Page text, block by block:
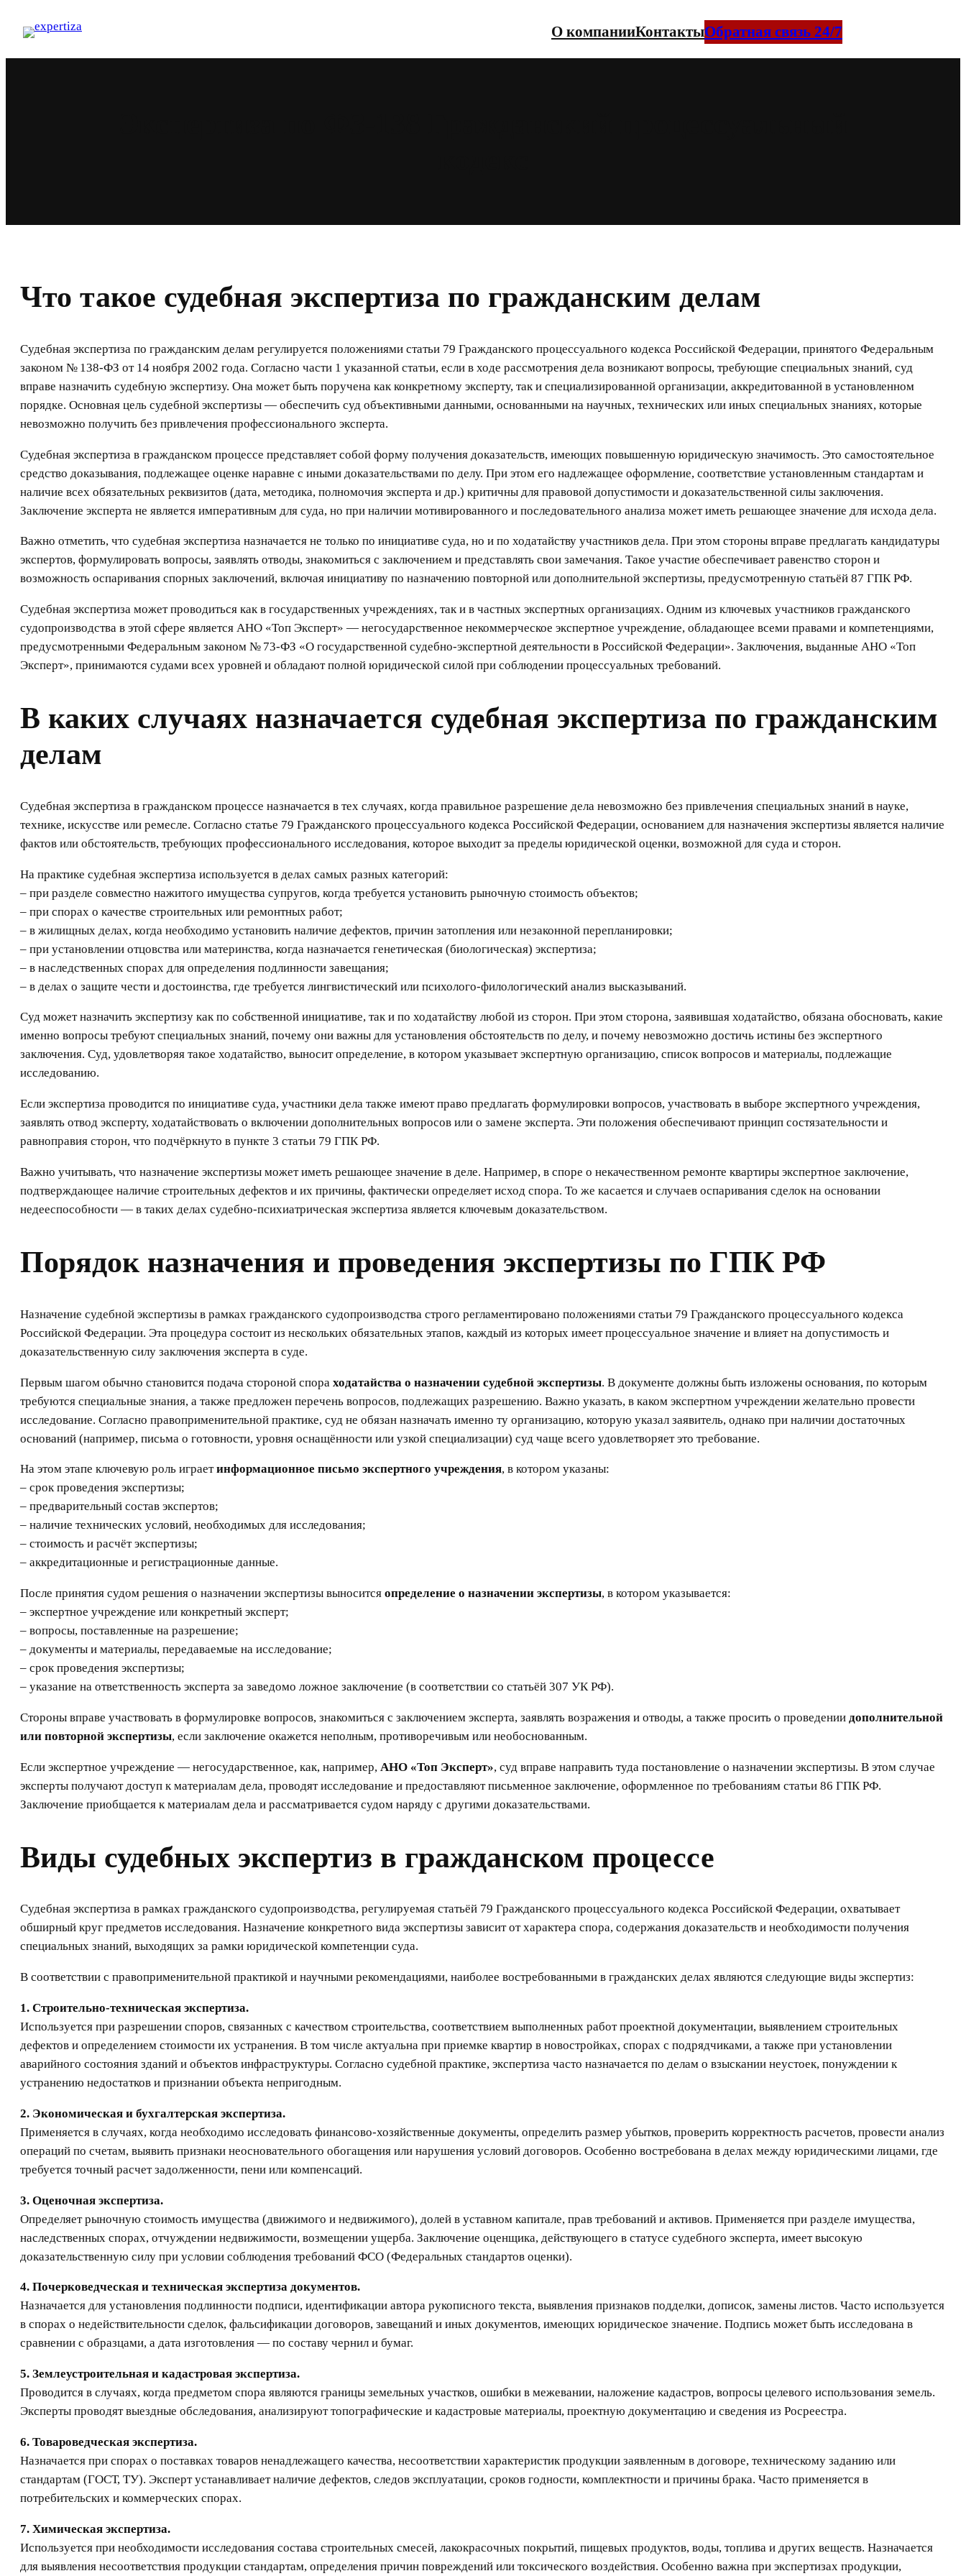
О компанииКонтактыОбратная связь 24/7
Что такое судебная экспертиза по гражданским делам
Судебная экспертиза по гражданским делам регулируется положениями статьи 79 Гражданского процессуального кодекса Российской Федерации, принятого Федеральным
законом № 138-ФЗ от 14 ноября 2002 года. Согласно части 1 указанной статьи, если в ходе рассмотрения дела возникают вопросы, требующие специальных знаний, суд
вправе назначить судебную экспертизу. Она может быть поручена как конкретному эксперту, так и специализированной организации, аккредитованной в установленном
порядке. Основная цель судебной экспертизы — обеспечить суд объективными данными, основанными на научных, технических или иных специальных знаниях, которые
невозможно получить без привлечения профессионального эксперта.
Судебная экспертиза в гражданском процессе представляет собой форму получения доказательств, имеющих повышенную юридическую значимость. Это самостоятельное
средство доказывания, подлежащее оценке наравне с иными доказательствами по делу. При этом его надлежащее оформление, соответствие установленным стандартам и
наличие всех обязательных реквизитов (дата, методика, полномочия эксперта и др.) критичны для правовой допустимости и доказательственной силы заключения.
Заключение эксперта не является императивным для суда, но при наличии мотивированного и последовательного анализа может иметь решающее значение для исхода дела.
Важно отметить, что судебная экспертиза назначается не только по инициативе суда, но и по ходатайству участников дела. При этом стороны вправе предлагать кандидатуры
экспертов, формулировать вопросы, заявлять отводы, знакомиться с заключением и представлять свои замечания. Такое участие обеспечивает равенство сторон и
возможность оспаривания спорных заключений, включая инициативу по назначению повторной или дополнительной экспертизы, предусмотренную статьёй 87 ГПК РФ.
Судебная экспертиза может проводиться как в государственных учреждениях, так и в частных экспертных организациях. Одним из ключевых участников гражданского
судопроизводства в этой сфере является АНО «Топ Эксперт» — негосударственное некоммерческое экспертное учреждение, обладающее всеми правами и компетенциями,
предусмотренными Федеральным законом № 73-ФЗ «О государственной судебно-экспертной деятельности в Российской Федерации». Заключения, выданные АНО «Топ
Эксперт», принимаются судами всех уровней и обладают полной юридической силой при соблюдении процессуальных требований.
В каких случаях назначается судебная экспертиза по гражданским
делам
Судебная экспертиза в гражданском процессе назначается в тех случаях, когда правильное разрешение дела невозможно без привлечения специальных знаний в науке,
технике, искусстве или ремесле. Согласно статье 79 Гражданского процессуального кодекса Российской Федерации, основанием для назначения экспертизы является наличие
фактов или обстоятельств, требующих профессионального исследования, которое выходит за пределы юридической оценки, возможной для суда и сторон.
На практике судебная экспертиза используется в делах самых разных категорий:
– при разделе совместно нажитого имущества супругов, когда требуется установить рыночную стоимость объектов;
– при спорах о качестве строительных или ремонтных работ;
– в жилищных делах, когда необходимо установить наличие дефектов, причин затопления или незаконной перепланировки;
– при установлении отцовства или материнства, когда назначается генетическая (биологическая) экспертиза;
– в наследственных спорах для определения подлинности завещания;
– в делах о защите чести и достоинства, где требуется лингвистический или психолого-филологический анализ высказываний.
Суд может назначить экспертизу как по собственной инициативе, так и по ходатайству любой из сторон. При этом сторона, заявившая ходатайство, обязана обосновать, какие
именно вопросы требуют специальных знаний, почему они важны для установления обстоятельств по делу, и почему невозможно достичь истины без экспертного
заключения. Суд, удовлетворяя такое ходатайство, выносит определение, в котором указывает экспертную организацию, список вопросов и материалы, подлежащие
исследованию.
Если экспертиза проводится по инициативе суда, участники дела также имеют право предлагать формулировки вопросов, участвовать в выборе экспертного учреждения,
заявлять отвод эксперту, ходатайствовать о включении дополнительных вопросов или о замене эксперта. Эти положения обеспечивают принцип состязательности и
равноправия сторон, что подчёркнуто в пункте 3 статьи 79 ГПК РФ.
Важно учитывать, что назначение экспертизы может иметь решающее значение в деле. Например, в споре о некачественном ремонте квартиры экспертное заключение,
подтверждающее наличие строительных дефектов и их причины, фактически определяет исход спора. То же касается и случаев оспаривания сделок на основании
недееспособности — в таких делах судебно-психиатрическая экспертиза является ключевым доказательством.
Порядок назначения и проведения экспертизы по ГПК РФ
Назначение судебной экспертизы в рамках гражданского судопроизводства строго регламентировано положениями статьи 79 Гражданского процессуального кодекса
Российской Федерации. Эта процедура состоит из нескольких обязательных этапов, каждый из которых имеет процессуальное значение и влияет на допустимость и
доказательственную силу заключения эксперта в суде.
Первым шагом обычно становится подача стороной спора ходатайства о назначении судебной экспертизы. В документе должны быть изложены основания, по которым
требуются специальные знания, а также предложен перечень вопросов, подлежащих разрешению. Важно указать, в каком экспертном учреждении желательно провести
исследование. Согласно правоприменительной практике, суд не обязан назначать именно ту организацию, которую указал заявитель, однако при наличии достаточных
оснований (например, письма о готовности, уровня оснащённости или узкой специализации) суд чаще всего удовлетворяет это требование.
На этом этапе ключевую роль играетинформационное письмо экспертного учреждения, в котором указаны:
– срок проведения экспертизы;
– предварительный состав экспертов;
– наличие технических условий, необходимых для исследования;
– стоимость и расчёт экспертизы;
– аккредитационные и регистрационные данные.
После принятия судом решения о назначении экспертизы выносится определение о назначении экспертизы, в котором указывается:
– экспертное учреждение или конкретный эксперт;
– вопросы, поставленные на разрешение;
– документы и материалы, передаваемые на исследование;
– срок проведения экспертизы;
– указание на ответственность эксперта за заведомо ложное заключение (в соответствии со статьёй 307 УК РФ).
Стороны вправе участвовать в формулировке вопросов, знакомиться с заключением эксперта, заявлять возражения и отводы, а также просить о проведении дополнительной
или повторной экспертизы, если заключение окажется неполным, противоречивым или необоснованным.
Если экспертное учреждение — негосударственное, как, например, АНО «Топ Эксперт», суд вправе направить туда постановление о назначении экспертизы. В этом случае
эксперты получают доступ к материалам дела, проводят исследование и предоставляют письменное заключение, оформленное по требованиям статьи 86 ГПК РФ.
Заключение приобщается к материалам дела и рассматривается судом наряду с другими доказательствами.
Виды судебных экспертиз в гражданском процессе
Судебная экспертиза в рамках гражданского судопроизводства, регулируемая статьёй 79 Гражданского процессуального кодекса Российской Федерации, охватывает
обширный круг предметов исследования. Назначение конкретного вида экспертизы зависит от характера спора, содержания доказательств и необходимости получения
специальных знаний, выходящих за рамки юридической компетенции суда.
В соответствии с правоприменительной практикой и научными рекомендациями, наиболее востребованными в гражданских делах являются следующие виды экспертиз:
1. Строительно-техническая экспертиза.
Используется при разрешении споров, связанных с качеством строительства, соответствием выполненных работ проектной документации, выявлением строительных
дефектов и определением стоимости их устранения. В том числе актуальна при приемке квартир в новостройках, спорах с подрядчиками, а также при установлении
аварийного состояния зданий и объектов инфраструктуры. Согласно судебной практике, экспертиза часто назначается по делам о взыскании неустоек, понуждении к
устранению недостатков и признании объекта непригодным.
2. Экономическая и бухгалтерская экспертиза.
Применяется в случаях, когда необходимо исследовать финансово-хозяйственные документы, определить размер убытков, проверить корректность расчетов, провести анализ
операций по счетам, выявить признаки неосновательного обогащения или нарушения условий договоров. Особенно востребована в делах между юридическими лицами, где
требуется точный расчет задолженности, пени или компенсаций.
3. Оценочная экспертиза.
Определяет рыночную стоимость имущества (движимого и недвижимого), долей в уставном капитале, прав требований и активов. Применяется при разделе имущества,
наследственных спорах, отчуждении недвижимости, возмещении ущерба. Заключение оценщика, действующего в статусе судебного эксперта, имеет высокую
доказательственную силу при условии соблюдения требований ФСО (Федеральных стандартов оценки).
4. Почерковедческая и техническая экспертиза документов.
Назначается для установления подлинности подписи, идентификации автора рукописного текста, выявления признаков подделки, дописок, замены листов. Часто используется
в спорах о недействительности сделок, фальсификации договоров, завещаний и иных документов, имеющих юридическое значение. Подпись может быть исследована в
сравнении с образцами, а дата изготовления — по составу чернил и бумаг.
5. Землеустроительная и кадастровая экспертиза.
Проводится в случаях, когда предметом спора являются границы земельных участков, ошибки в межевании, наложение кадастров, вопросы целевого использования земель.
Эксперты проводят выездные обследования, анализируют топографические и кадастровые материалы, проектную документацию и сведения из Росреестра.
6. Товароведческая экспертиза.
Назначается при спорах о поставках товаров ненадлежащего качества, несоответствии характеристик продукции заявленным в договоре, техническому заданию или
стандартам (ГОСТ, ТУ). Эксперт устанавливает наличие дефектов, следов эксплуатации, сроков годности, комплектности и причины брака. Часто применяется в
потребительских и коммерческих спорах.
7. Химическая экспертиза.
Используется при необходимости исследования состава строительных смесей, лакокрасочных покрытий, пищевых продуктов, воды, топлива и других веществ. Назначается
для выявления несоответствия продукции стандартам, определения причин повреждений или токсического воздействия. Особенно важна при экспертизах продукции,